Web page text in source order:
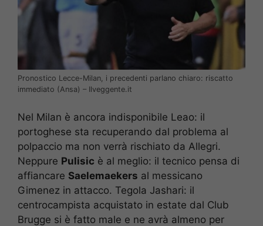
Pronostico Lecce-Milan, i precedenti parlano chiaro: riscatto
immediato (Ansa) – Ilveggente.it
Nel Milan è ancora indisponibile Leao: il
portoghese sta recuperando dal problema al
polpaccio ma non verrà rischiato da Allegri.
Neppure Pulisic è al meglio: il tecnico pensa di
affiancare Saelemaekers al messicano
Gimenez in attacco. Tegola Jashari: il
centrocampista acquistato in estate dal Club
Brugge si è fatto male e ne avrà almeno per